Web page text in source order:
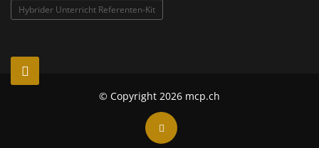
Hybrider Unterricht Referenten-Kit
© Copyright 2026 mcp.ch